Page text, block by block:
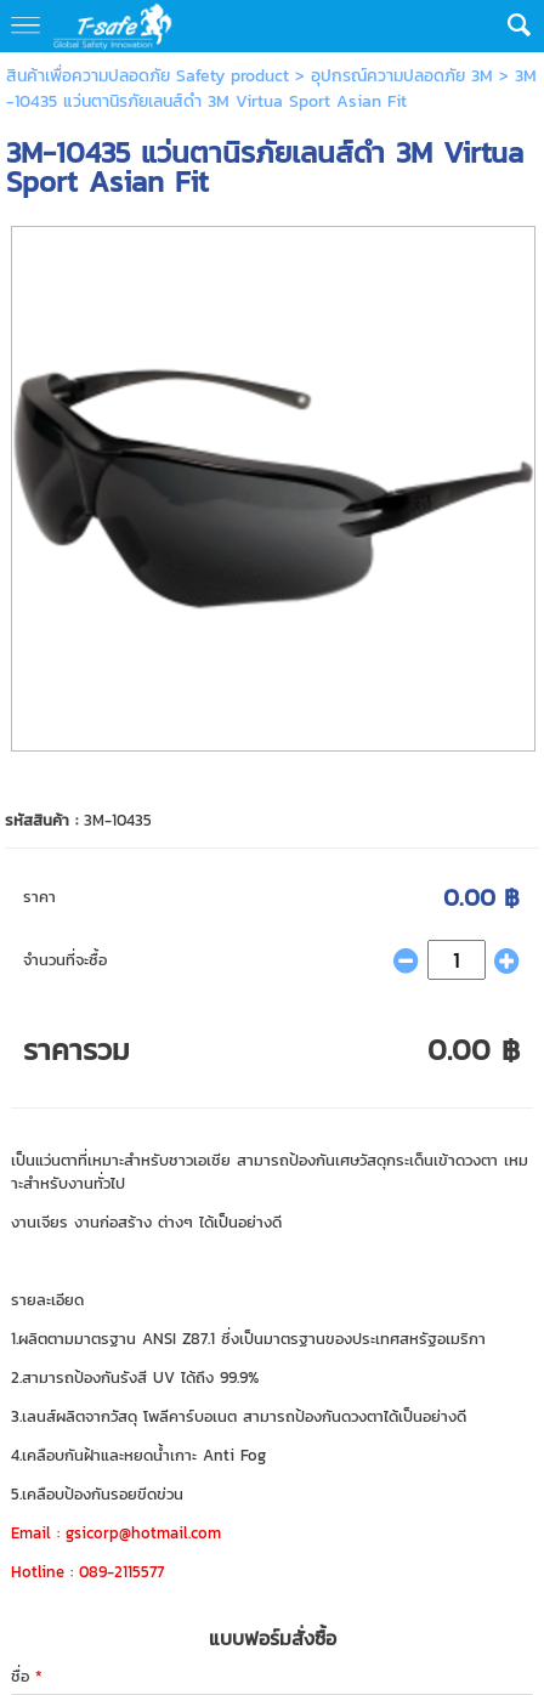
สินค้าเพื่อความปลอดภัย Safety product > อุปกรณ์ความปลอดภัย 3M > 3M
-10435 แว่นตานิรภัยเลนส์ดำ 3M Virtua Sport Asian Fit
3M-10435 แว่นตานิรภัยเลนส์ดำ 3M Virtua
Sport Asian Fit
รหัสสินค้า :3M-10435
ราคา 0.00 ฿
จำนวนที่จะซื้อ
ราคารวม 0.00 ฿
เป็นแว่นตาที่เหมาะสำหรับชาวเอเชีย สามารถป้องกันเศษวัสดุกระเด็นเข้าดวงตา เหม
าะสำหรับงานทั่วไป
งานเจียร งานก่อสร้าง ต่างๆ ได้เป็นอย่างดี
รายละเอียด
1.ผลิตตามมาตรฐาน ANSI Z87.1 ซึ่งเป็นมาตรฐานของประเทศสหรัฐอเมริกา
2.สามารถป้องกันรังสี UV ได้ถึง 99.9%
3.เลนส์ผลิตจากวัสดุ โพลีคาร์บอเนต สามารถป้องกันดวงตาได้เป็นอย่างดี
4.เคลือบกันฝ้าและหยดน้ำเกาะ Anti Fog
5.เคลือบป้องกันรอยขีดข่วน
Email : gsicorp@hotmail.com
Hotline : 089-2115577
แบบฟอร์มสั่งซื้อ
ชื่อ*